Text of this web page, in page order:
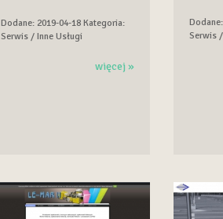
Dodane: 2019-04-18 Kategoria:
Serwis / Inne Usługi
więcej »
Serwis